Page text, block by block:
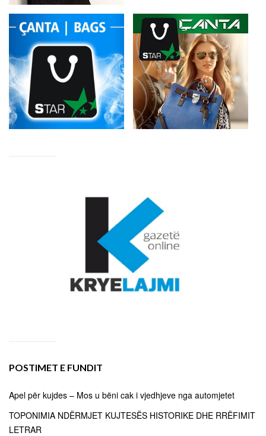
POSTIMET E FUNDIT
Apel për kujdes – Mos u bëni cak i vjedhjeve nga automjetet
TOPONIMIA NDËRMJET KUJTESËS HISTORIKE DHE RRËFIMIT
LETRAR